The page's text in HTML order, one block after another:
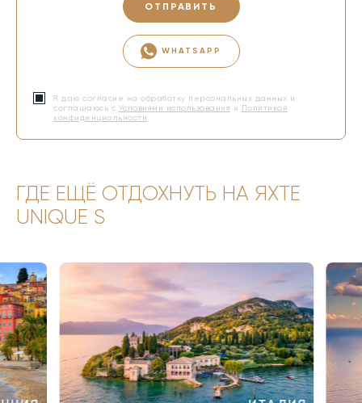
ОТПРАВИТЬ
WHATSAPP
Я даю согласие на обработку персональных данных и
соглашаюсь с Условиями использования и Политикой
конфиденциальности
ГДЕ ЕЩЁ ОТДОХНУТЬ НА ЯХТЕ
UNIQUE S